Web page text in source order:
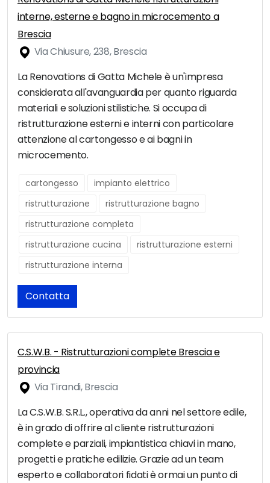
interne, esterne e bagno in microcemento a
Brescia
Via Chiusure, 238, Brescia
La Renovations di Gatta Michele è un'impresa
considerata all'avanguardia per quanto riguarda
materiali e soluzioni stilistiche. Si occupa di
ristrutturazione esterni e interni con particolare
attenzione al cartongesso e ai bagni in
microcemento.
cartongesso
impianto elettrico
ristrutturazione
ristrutturazione bagno
ristrutturazione completa
ristrutturazione cucina
ristrutturazione esterni
ristrutturazione interna
Contatta
C.S.W.B. - Ristrutturazioni complete Brescia e
provincia
Via Tirandi, Brescia
La C.S.W.B. S.R.L., operativa da anni nel settore edile,
è in grado di offrire al cliente ristrutturazioni
complete e parziali, impiantistica chiavi in mano,
progetti e pratiche edilizie. Grazie ad un team
esperto e collaboratori fidati è ormai un punto di